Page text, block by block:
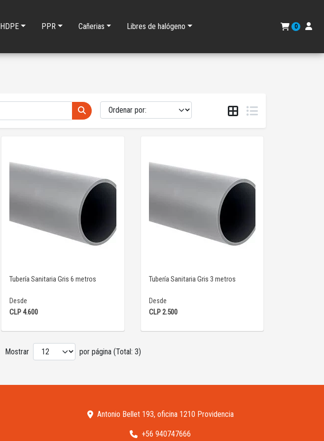
HDPE PPR Cañerias Libres de halógeno 0
Tubería Sanitaria Gris 6 metros
Desde
CLP 4.600
Tubería Sanitaria Gris 3 metros
Desde
CLP 2.500
Mostrar por página (Total: 3)
Antonio Bellet 193, oficina 1210 Providencia
+56 940747666